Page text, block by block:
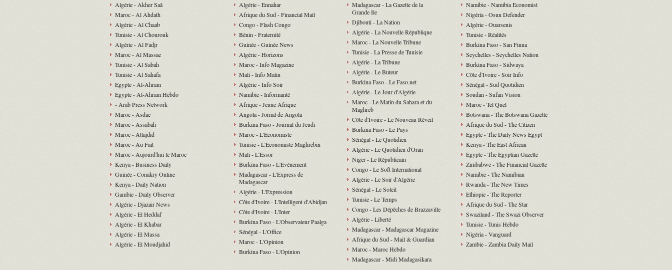
Algérie - Akher Saâ
Maroc - Al Ahdath
Algérie - Al Chaab
Tunisie - Al Chourouk
Algérie - Al Fadjr
Maroc - Al Massae
Tunisie - Al Sabah
Tunisie - Al Sahafa
Egypte - Al-Ahram
Egypte - Al-Ahram Hebdo
- Arab Press Network
Maroc - Asdae
Maroc - Assabah
Maroc - Attajdid
Maroc - Au Fait
Maroc - Aujourd'hui le Maroc
Kenya - Business Daily
Guinée - Conakry Online
Kenya - Daily Nation
Gambie - Daily Observer
Algérie - Djazair News
Algérie - El Heddaf
Algérie - El Khabar
Algérie - El Massa
Algérie - El Moudjahid
Algérie - Ennahar
Afrique du Sud - Financial Mail
Congo - Flash Congo
Bénin - Fraternité
Guinée - Guinée News
Algérie - Horizons
Maroc - Info Magazine
Mali - Info Matin
Algérie - Info Soir
Namibie - Informanté
Afrique - Jeune Afrique
Angola - Jornal de Angola
Burkina Faso - Journal du Jeudi
Maroc - L'Economiste
Tunisie - L'Economiste Maghrebin
Mali - L'Essor
Burkina Faso - L'Evénement
Madagascar - L'Express de
Madagascar
Algérie - L'Expression
Côte d'Ivoire - L'Intelligent d'Abidjan
Côte d'Ivoire - L'Inter
Burkina Faso - L'Observateur Paalga
Sénégal - L'Office
Maroc - L'Opinion
Burkina Faso - L'Opinion
Madagascar - La Gazette de la
Grande Ile
Djibouti - La Nation
Algérie - La Nouvelle République
Maroc - La Nouvelle Tribune
Tunisie - La Presse de Tunisie
Algérie - La Tribune
Algérie - Le Buteur
Burkina Faso - Le Faso.net
Algérie - Le Jour d'Algérie
Maroc - Le Matin du Sahara et du
Maghreb
Côte d'Ivoire - Le Nouveau Réveil
Burkina Faso - Le Pays
Sénégal - Le Quotidien
Algérie - Le Quotidien d'Oran
Niger - Le Républicain
Congo - Le Soft International
Algérie - Le Soir d'Algérie
Sénégal - Le Soleil
Tunisie - Le Temps
Congo - Les Dépêches de Brazzaville
Algérie - Liberté
Madagascar - Madagascar Magazine
Afrique du Sud - Mail & Guardian
Maroc - Maroc Hebdo
Madagascar - Midi Madagasikara
Namibie - Namibia Economist
Nigéria - Osun Defender
Algérie - Ouarsenis
Tunisie - Réalités
Burkina Faso - San Finna
Seychelles - Seychelles Nation
Burkina Faso - Sidwaya
Côte d'Ivoire - Soir Info
Sénégal - Sud Quotidien
Soudan - Sufan Vision
Maroc - Tel Quel
Botswana - The Botswana Gazette
Afrique du Sud - The Citizen
Egypte - The Daily News Egypt
Kenya - The East African
Egypte - The Egyptian Gazette
Zimbabwe - The Financial Gazette
Namibie - The Namibian
Rwanda - The New Times
Ethiopie - The Reporter
Afrique du Sud - The Star
Swaziland - The Swazi Observer
Tunisie - Tunis Hebdo
Nigéria - Vanguard
Zambie - Zambia Daily Mail